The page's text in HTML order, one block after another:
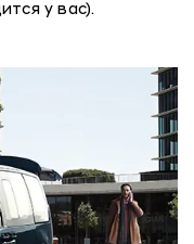
у вас).